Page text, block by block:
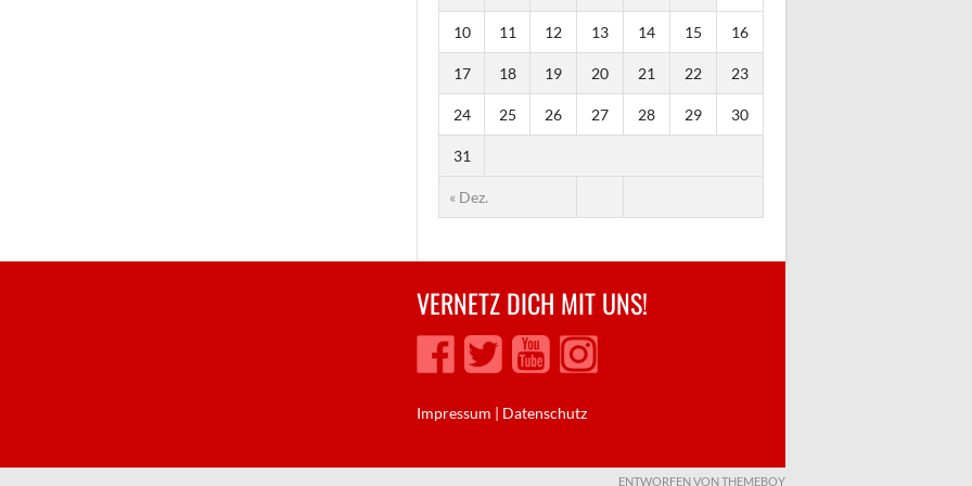
« Dez.
10 11 12 13 14 15 16
17 18 19 20 21 22 23
24 25 26 27 28 29 30
31
VERNETZ DICH MIT UNS!
Impressum | Datenschutz
ENTWORFEN VON THEMEBOY